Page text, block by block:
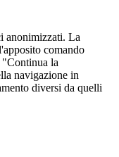
anonimizzati. La
comando
la
navigazione in
diversi da quelli